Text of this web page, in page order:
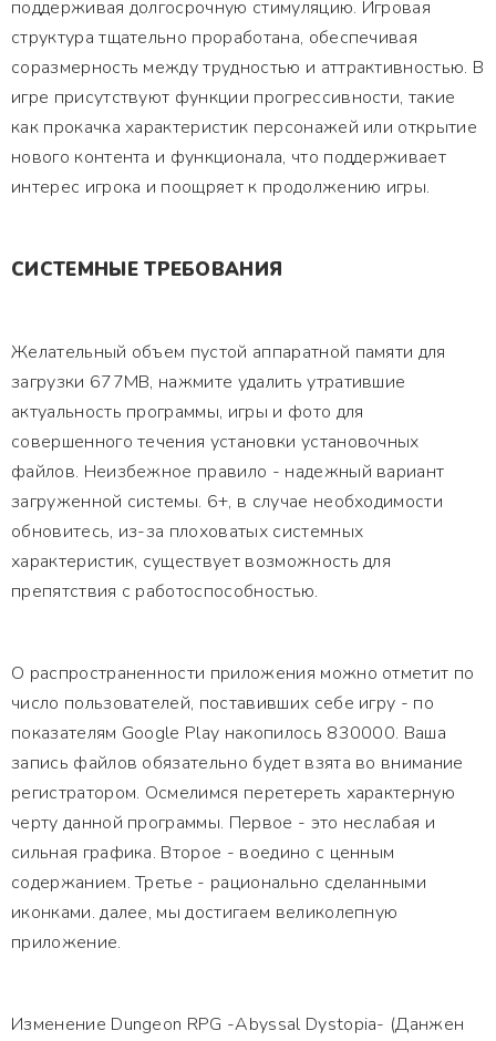
поддерживая долгосрочную стимуляцию. Игровая
структура тщательно проработана, обеспечивая
соразмерность между трудностью и аттрактивностью. В
игре присутствуют функции прогрессивности, такие
как прокачка характеристик персонажей или открытие
нового контента и функционала, что поддерживает
интерес игрока и поощряет к продолжению игры.
СИСТЕМНЫЕ ТРЕБОВАНИЯ
Желательный объем пустой аппаратной памяти для
загрузки 677MB, нажмите удалить утратившие
актуальность программы, игры и фото для
совершенного течения установки установочных
файлов. Неизбежное правило - надежный вариант
загруженной системы. 6+, в случае необходимости
обновитесь, из-за плоховатых системных
характеристик, существует возможность для
препятствия с работоспособностью.
О распространенности приложения можно отметит по
число пользователей, поставивших себе игру - по
показателям Google Play накопилось 830000. Ваша
запись файлов обязательно будет взята во внимание
регистратором. Осмелимся перетереть характерную
черту данной программы. Первое - это неслабая и
сильная графика. Второе - воедино с ценным
содержанием. Третье - рационально сделанными
иконками. далее, мы достигаем великолепную
приложение.
Изменение Dungeon RPG -Abyssal Dystopia- (Данжен